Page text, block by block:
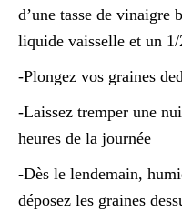
d’une tasse de vinaigre
liquide vaisselle et un 1/
-Plongez vos graines
-Laissez tremper une
heures de la journée
-Dès le lendemain,
déposez les graines